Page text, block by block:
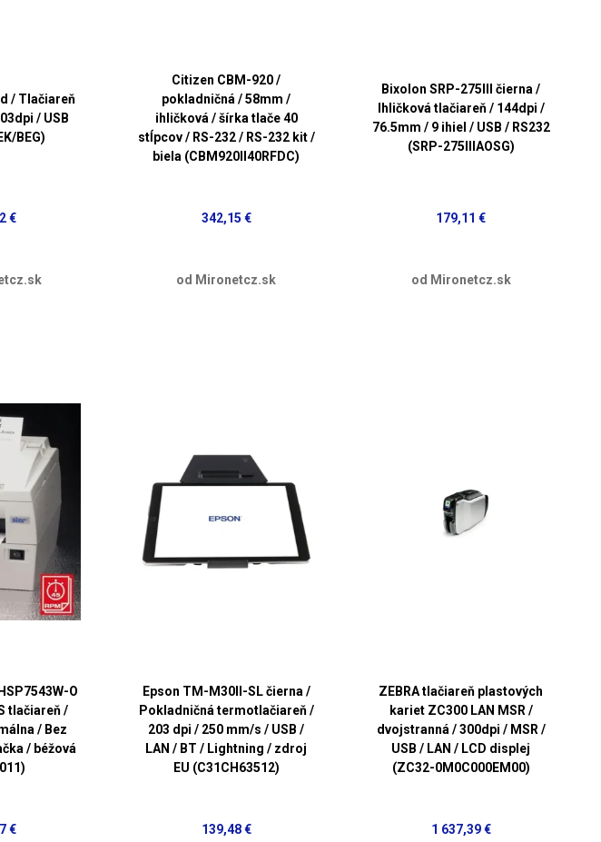
/ Tlačiareň
/ USB
BEG)
€
Citizen CBM-920 /
pokladničná / 58mm /
ihličková / šírka tlače 40
stĺpcov / RS-232 / RS-232 kit /
biela (CBM920II40RFDC)
342,15 €
od Mironetcz.sk
Bixolon SRP-275III čierna /
Ihličková tlačiareň / 144dpi /
76.5mm / 9 ihiel / USB / RS232
(SRP-275IIIAOSG)
179,11 €
od Mironetcz.sk
O
tlačiareň /
/ Bez
/ béžová
€
Epson TM-M30II-SL čierna /
Pokladničná termotlačiareň /
203 dpi / 250 mm/s / USB /
LAN / BT / Lightning / zdroj
EU (C31CH63512)
139,48 €
ZEBRA tlačiareň plastových
kariet ZC300 LAN MSR /
dvojstranná / 300dpi / MSR /
USB / LAN / LCD displej
(ZC32-0M0C000EM00)
1 637,39 €